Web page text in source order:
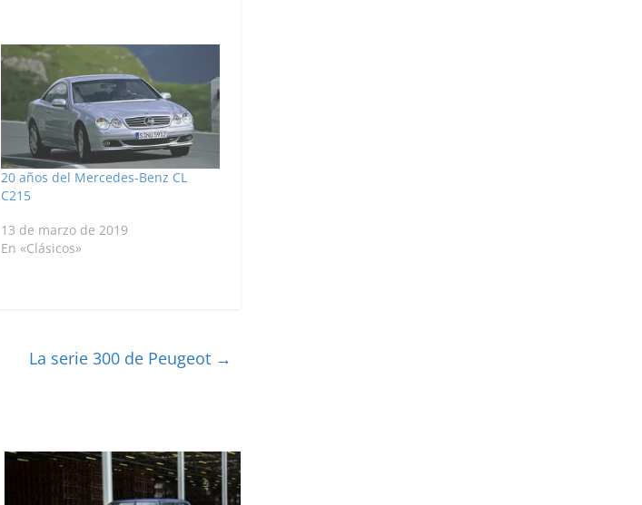
20 años del Mercedes-Benz CL
C215
13 de marzo de 2019
En «Clásicos»
La serie 300 de Peugeot →